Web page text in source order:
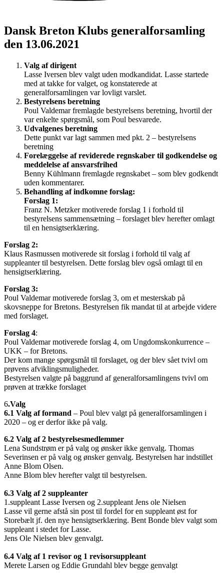
Dansk Breton Klubs generalforsamling
den 13.06.2021
Valg af dirigent
Lasse Iversen blev valgt uden modkandidat. Lasse startede
med at takke for valget, og konstaterede at
generalforsamlingen var lovligt varslet.
Bestyrelsens beretning
Poul Valdemar fremlagde bestyrelsens beretning, hvortil der
var enkelte spørgsmål, som Poul besvarede.
Udvalgenes beretning
Dette punkt var lagt sammen med pkt. 2 – bestyrelsens
beretning
Forelæggelse af reviderede regnskaber til godkendelse og
meddelelse af ansvarsfrihed
Benny Kühlmann fremlagde regnskabet – som blev godkendt
uden kommentarer.
Behandling af indkomne forslag:
Forslag 1:
Franz N. Metzker motiverede forslag 1 i forhold til
bestyrelsens sammensætning – forslaget blev herefter omlagt
til en hensigtserklæring.
Forslag 2:
Klaus Rasmussen motiverede sit forslag i forhold til valg af
suppleanter til bestyrelsen. Dette forslag blev også omlagt til en
hensigtserklæring.
Forslag 3:
Poul Valdemar motiverede forslag 3, om et mesterskab på
skovsneppe for Bretons. Bestyrelsen fik mandat til at arbejde videre
med forslaget.
Forslag 4:
Poul Valdemar motiverede forslag 4, om Ungdomskonkurrence –
UKK – for Bretons.
Der kom mange spørgsmål til forslaget, og der blev sået tvivl om
prøvens afviklingsmuligheder.
Bestyrelsen valgte på baggrund af generalforsamlingens tvivl om
prøven at trække forslaget
6.Valg
6.1 Valg af formand – Poul blev valgt på generalforsamlingen i
2020 – og er derfor ikke på valg.
6.2 Valg af 2 bestyrelsesmedlemmer
Lena Sundstrøm er på valg og ønsker ikke genvalg. Thomas
Severinsen er på valg og ønsker genvalg. Bestyrelsen har indstillet
Anne Blom Olsen.
Anne Blom blev herefter valgt til bestyrelsen.
6.3 Valg af 2 suppleanter
1.suppleant Lasse Iversen og 2.suppleant Jens ole Nielsen
Lasse vil gerne afstå sin post til fordel for en suppleant øst for
Storebælt jf. den nye hensigtserklæring. Bent Bonde blev valgt som
suppleant i stedet for Lasse.
Jens Ole Nielsen blev genvalgt.
6.4 Valg af 1 revisor og 1 revisorsuppleant
Merete Larsen og Eddie Grundahl blev begge genvalgt